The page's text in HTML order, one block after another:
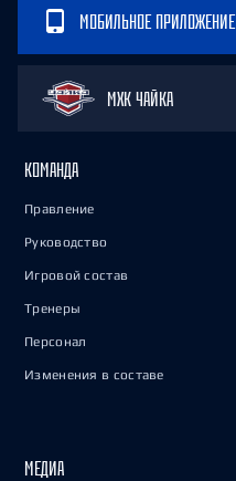
МОБИЛЬНОЕ ПРИЛОЖЕНИЕ
МХК ЧАЙКА
КОМАНДА
Правление
Руководство
Игровой состав
Тренеры
Персонал
Изменения в составе
МЕДИА